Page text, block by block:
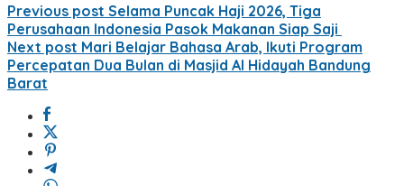
Previous post Selama Puncak Haji 2026, Tiga
Perusahaan Indonesia Pasok Makanan Siap Saji
Next post Mari Belajar Bahasa Arab, Ikuti Program
Percepatan Dua Bulan di Masjid Al Hidayah Bandung
Barat